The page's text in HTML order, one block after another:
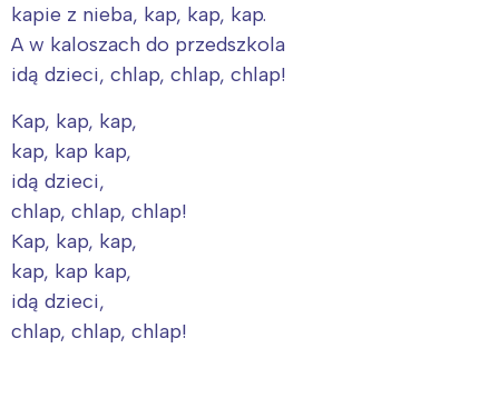
kapie z nieba, kap, kap, kap.
A w kaloszach do przedszkola
idą dzieci, chlap, chlap, chlap!
Kap, kap, kap,
kap, kap kap,
idą dzieci,
chlap, chlap, chlap!
Kap, kap, kap,
kap, kap kap,
idą dzieci,
chlap, chlap, chlap!